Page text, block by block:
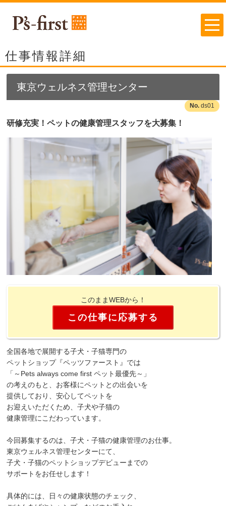
仕事情報詳細
東京ウェルネス管理センター
ds01
研修充実！ペットの健康管理スタッフを大募集！
このままWEBから！
この仕事に応募する
全国各地で展開する子犬・子猫専門の
ペットショップ『ペッツファースト』では
「～Pets always come first ペット最優先～」
の考えのもと、お客様にペットとの出会いを
提供しており、安心してペットを
お迎えいただくため、子犬や子猫の
健康管理にこだわっています。
今回募集するのは、子犬・子猫の健康管理のお仕事。
東京ウェルネス管理センターにて、
子犬・子猫のペットショップデビューまでの
サポートをお任せします！
具体的には、日々の健康状態のチェック、